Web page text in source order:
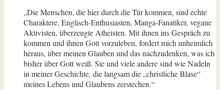
„Die Menschen, die hier durch die Tür kommen, sind echte
Charaktere. Englisch-Enthusiasten, Manga-Fanatiker, vegane
Aktivisten, überzeugte Atheisten. Mit ihnen ins Gespräch zu
kommen und ihnen Gott vorzuleben, fordert mich unheimlich
heraus, über meinen Glauben und das nachzudenken, was ich
bisher über Gott weiß. Sie und viele andere sind wie Nadeln
in meiner Geschichte, die langsam die „christliche Blase“
meines Lebens und Glaubens zerstechen.“